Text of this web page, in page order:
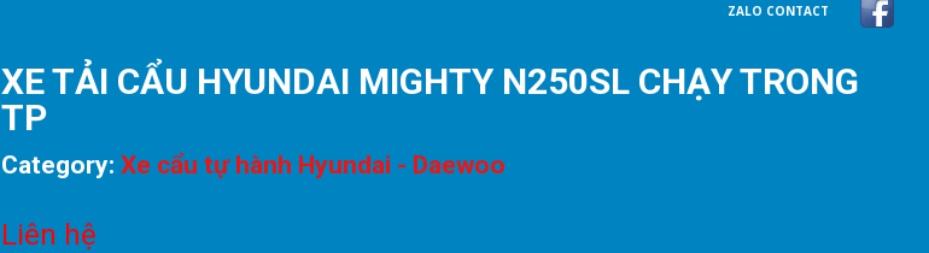
XE TẢI CẨU HYUNDAI MIGHTY N250SL CHẠY TRONG
TP
Category: Xe cẩu tự hành Hyundai - Daewoo
Liên hệ